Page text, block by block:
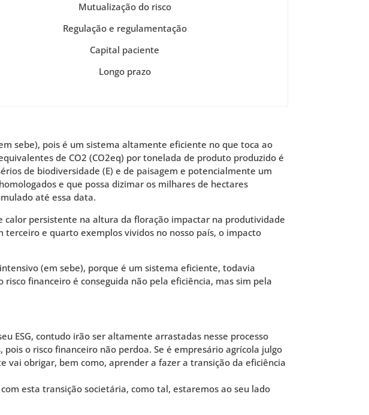
Mutualização do risco
Regulação e regulamentação
Capital paciente
Longo prazo
sebe), pois é um sistema altamente eficiente no que toca ao
de CO2 (CO2eq) por tonelada de produto produzido é
de biodiversidade (E) e de paisagem e potencialmente um
e que possa dizimar os milhares de hectares
até essa data.
calor persistente na altura da floração impactar na produtividade
e quarto exemplos vividos no nosso país, o impacto
(em sebe), porque é um sistema eficiente, todavia
financeiro é conseguida não pela eficiência, mas sim pela
ESG, contudo irão ser altamente arrastadas nesse processo
o risco financeiro não perdoa. Se é empresário agrícola julgo
vai obrigar, bem como, aprender a fazer a transição da eficiência
esta transição societária, como tal, estaremos ao seu lado